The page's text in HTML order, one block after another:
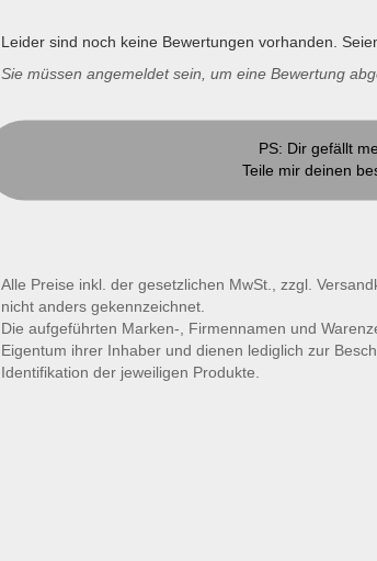
Leider sind noch keine Bewertungen vorhanden.
Sie müssen angemeldet sein, um eine Bewertung
PS: Dir gefällt
Teile mir deinen
Alle Preise inkl. der gesetzlichen MwSt., zzgl.
nicht anders gekennzeichnet.
Die aufgeführten Marken-, Firmennamen und
Eigentum ihrer Inhaber und dienen lediglich zur
Identifikation der jeweiligen Produkte.